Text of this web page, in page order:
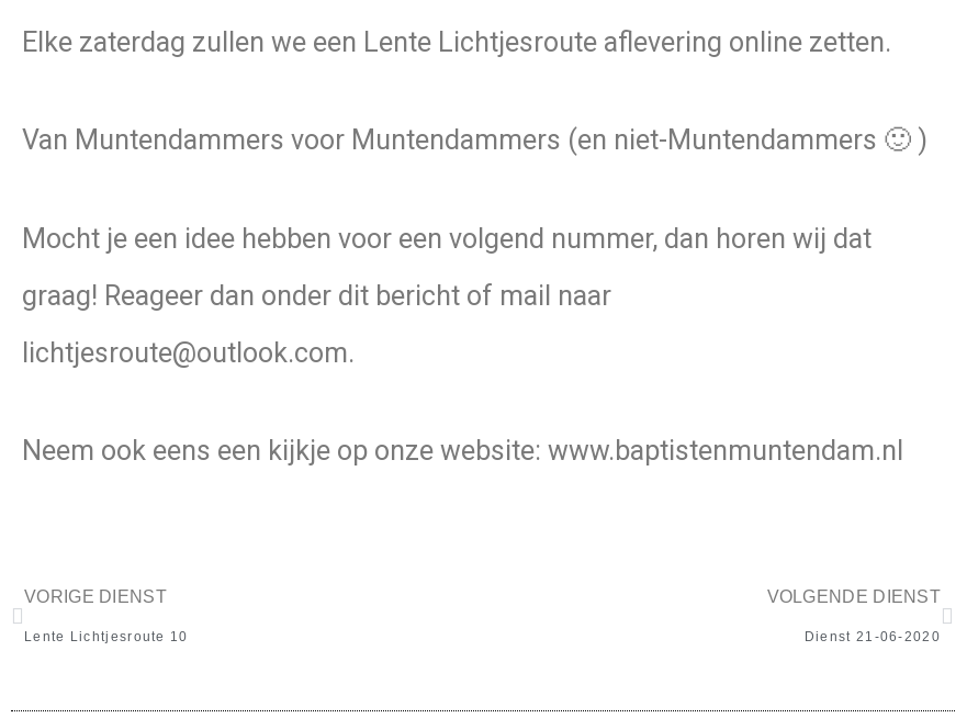
Elke zaterdag zullen we een Lente Lichtjesroute aflevering online zetten.
Van Muntendammers voor Muntendammers (en niet-Muntendammers 🙂 )
Mocht je een idee hebben voor een volgend nummer, dan horen wij dat
graag! Reageer dan onder dit bericht of mail naar
lichtjesroute@outlook.com.
Neem ook eens een kijkje op onze website: www.baptistenmuntendam.nl
VORIGE DIENST
Lente Lichtjesroute 10
VOLGENDE DIENST
Dienst 21-06-2020